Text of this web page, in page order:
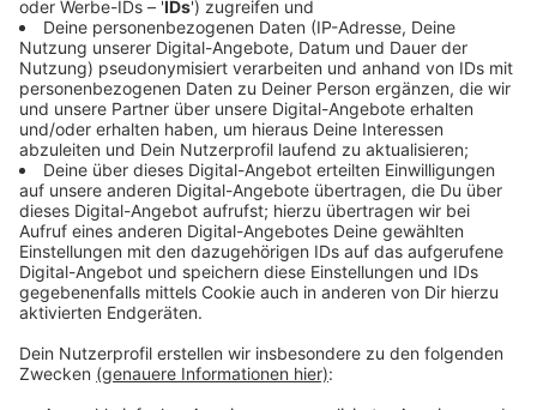
Anzeige
Die Weltelite zu Gast in Düsseldorf-Reisholz
Anzeige
Vom 04. bis zum 11. Oktober kommen die besten
Spielerinnen und Spieler der Welt in Düsseldorf
zusammen, um wichtige Punkte für die Premier Padel
besteht aus insgesamt 25 Turnieren weltweit und